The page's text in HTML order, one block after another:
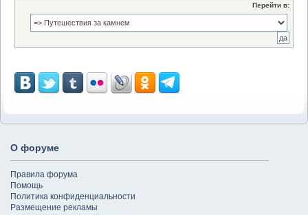
Перейти в:
О форуме
Правила форума
Помощь
Политика конфиденциальности
Размещение рекламы